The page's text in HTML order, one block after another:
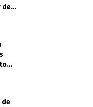
de
de